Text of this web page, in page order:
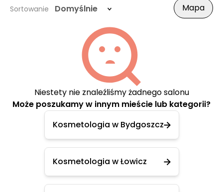
Sortowanie Domyślnie Mapa
Niestety nie znaleźliśmy żadnego salonu
Może poszukamy w innym mieście lub kategorii?
Kosmetologia w Bydgoszcz
Kosmetologia w Łowicz